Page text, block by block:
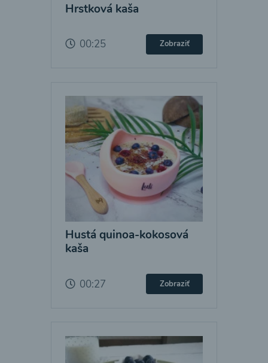
Hrstková kaša
00:25 Zobraziť
Hustá quinoa-kokosová
kaša
00:27 Zobraziť